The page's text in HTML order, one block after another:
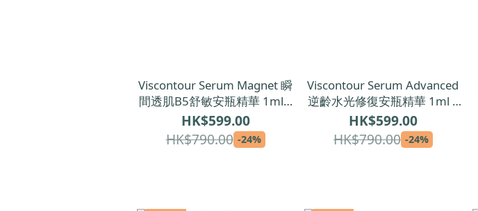
Viscontour Serum Magnet 瞬
間透肌B5舒敏安瓶精華 1ml x
30
HK$599.00
HK$790.00 -24%
Viscontour Serum Advanced
逆齡水光修復安瓶精華 1ml x
30
HK$599.00
HK$790.00 -24%